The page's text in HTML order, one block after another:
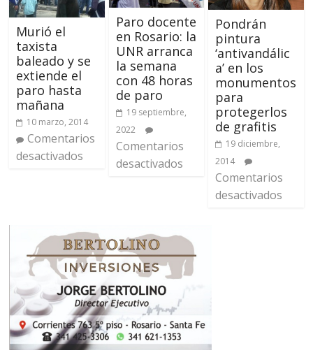
Murió el
taxista
baleado y se
extiende el
paro hasta
mañana
10 marzo, 2014
Comentarios
desactivados
Paro docente
en Rosario: la
UNR arranca
la semana
con 48 horas
de paro
19 septiembre,
2022
Comentarios
desactivados
Pondrán
pintura
‘antivandálic
a’ en los
monumentos
para
protegerlos
de grafitis
19 diciembre,
2014
Comentarios
desactivados